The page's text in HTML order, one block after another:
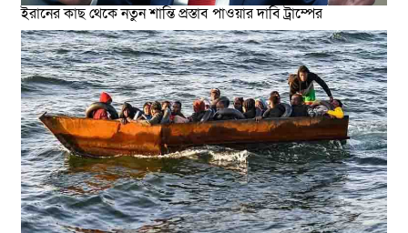
ইরানের কাছ থেকে নতুন শান্তি প্রস্তাব পাওয়ার দাবি ট্রাম্পের